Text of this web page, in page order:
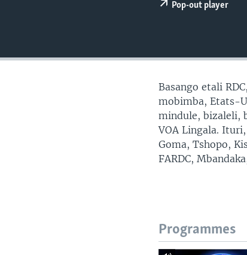
Pop-out player
Basango etali
mobimba, Etats-
mindule, bizaleli,
VOA Lingala.
Goma, Tshopo,
FARDC,
Programmes